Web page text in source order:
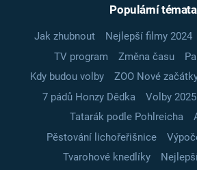
Populární témata
Jak zhubnout Nejlepší filmy 2024
TV program
Změna času
Kdy budou volby
ZOO Nové
7 pádů Honzy Dědka
Volby 2025
Tatarák podle Pohlreicha
Pěstování lichořeřišnice
Tvarohové knedlíky